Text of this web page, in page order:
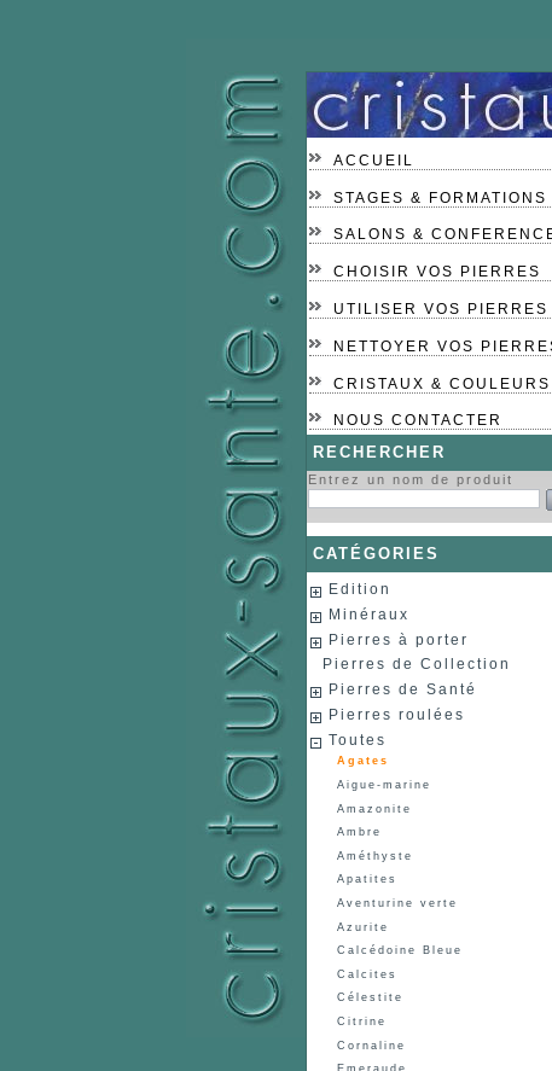
ACCUEIL
STAGES & FORMATIONS
SALONS &
CHOISIR VOS PIERRES
UTILISER VOS PIERRES
NETTOYER VOS
CRISTAUX & COULEURS
NOUS CONTACTER
RECHERCHER
Entrez un nom de produit
CATÉGORIES
Edition
Minéraux
Pierres à porter
Pierres de Collection
Pierres de Santé
Pierres roulées
Toutes
Agates
Aigue-marine
Amazonite
Ambre
Améthyste
Apatites
Aventurine verte
Azurite
Calcédoine Bleue
Calcites
Célestite
Citrine
Cornaline